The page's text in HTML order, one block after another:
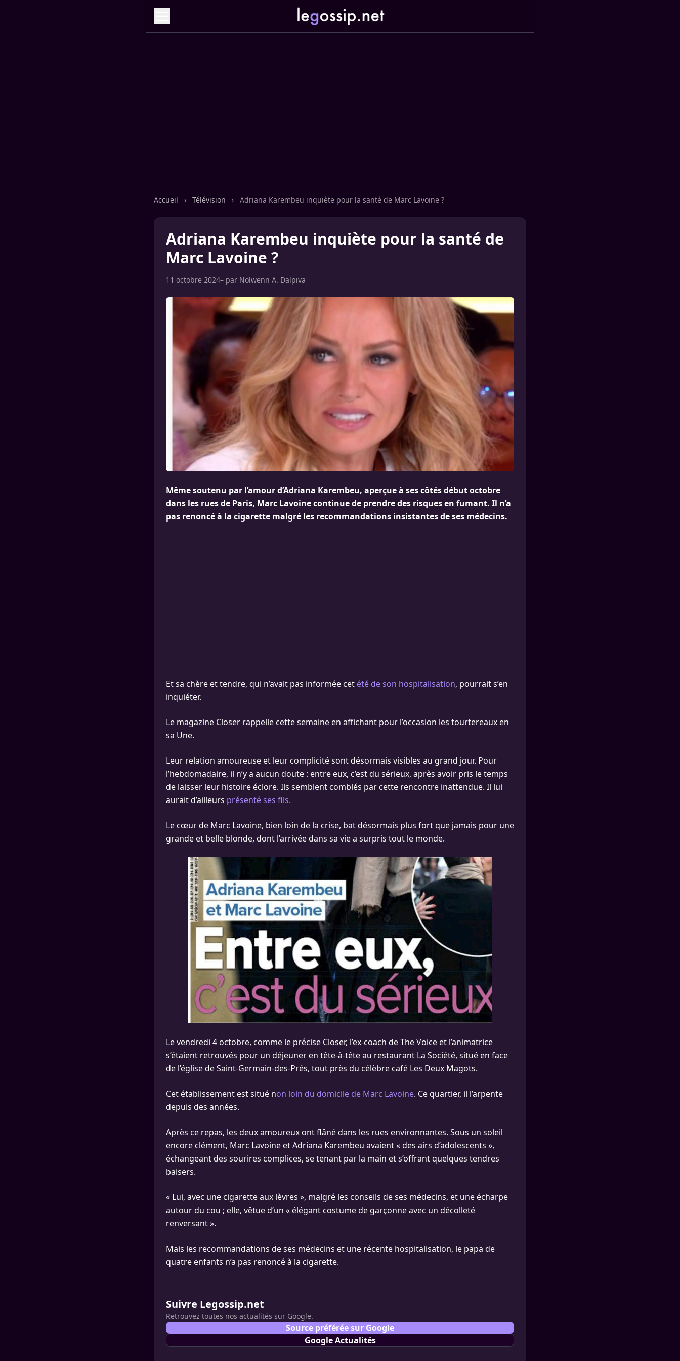
Accueil › Télévision › Adriana Karembeu inquiète pour la santé de Marc Lavoine ?
Adriana Karembeu inquiète pour la santé de
Marc Lavoine ?
11 octobre 2024– par Nolwenn A. Dalpiva
Même soutenu par l’amour d’Adriana Karembeu, aperçue à ses côtés début octobre
dans les rues de Paris, Marc Lavoine continue de prendre des risques en fumant. Il n’a
pas renoncé à la cigarette malgré les recommandations insistantes de ses médecins.
Et sa chère et tendre, qui n’avait pas informée cet été de son hospitalisation, pourrait s’en
inquiéter.
Le magazine Closer rappelle cette semaine en affichant pour l’occasion les tourtereaux en
sa Une.
Leur relation amoureuse et leur complicité sont désormais visibles au grand jour. Pour
l’hebdomadaire, il n’y a aucun doute : entre eux, c’est du sérieux, après avoir pris le temps
de laisser leur histoire éclore. Ils semblent comblés par cette rencontre inattendue. Il lui
aurait d’ailleurs présenté ses fils.
Le cœur de Marc Lavoine, bien loin de la crise, bat désormais plus fort que jamais pour une
grande et belle blonde, dont l’arrivée dans sa vie a surpris tout le monde.
Le vendredi 4 octobre, comme le précise Closer, l’ex-coach de The Voice et l’animatrice
s’étaient retrouvés pour un déjeuner en tête-à-tête au restaurant La Société, situé en face
de l’église de Saint-Germain-des-Prés, tout près du célèbre café Les Deux Magots.
Cet établissement est situé non loin du domicile de Marc Lavoine. Ce quartier, il l’arpente
depuis des années.
Après ce repas, les deux amoureux ont flâné dans les rues environnantes. Sous un soleil
encore clément, Marc Lavoine et Adriana Karembeu avaient « des airs d’adolescents »,
échangeant des sourires complices, se tenant par la main et s’offrant quelques tendres
baisers.
« Lui, avec une cigarette aux lèvres », malgré les conseils de ses médecins, et une écharpe
autour du cou ; elle, vêtue d’un « élégant costume de garçonne avec un décolleté
renversant ».
Mais les recommandations de ses médecins et une récente hospitalisation, le papa de
quatre enfants n’a pas renoncé à la cigarette.
Suivre Legossip.net
Retrouvez toutes nos actualités sur Google.
Source préférée sur Google
Google Actualités